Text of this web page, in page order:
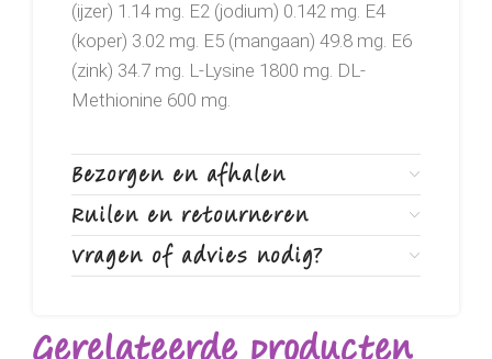
(ijzer) 1.14 mg. E2 (jodium) 0.142 mg. E4
(koper) 3.02 mg. E5 (mangaan) 49.8 mg. E6
(zink) 34.7 mg. L-Lysine 1800 mg. DL-
Methionine 600 mg.
Bezorgen en afhalen
Ruilen en retourneren
Vragen of advies nodig?
Gerelateerde producten